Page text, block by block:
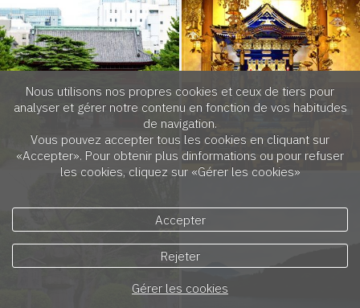
Nous utilisons nos propres cookies et ceux de tiers pour
analyser et gérer notre contenu en fonction de vos habitudes
de navigation.
Vous pouvez accepter tous les cookies en cliquant sur
«Accepter». Pour obtenir plus dinformations ou pour refuser
les cookies, cliquez sur «Gérer les cookies»
Accepter
Rejeter
Gérer les cookies